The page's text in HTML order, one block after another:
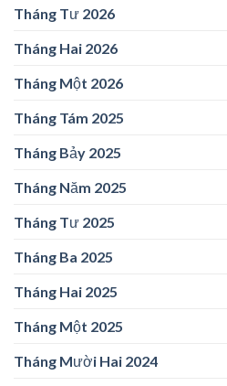
Tháng Tư 2026
Tháng Hai 2026
Tháng Một 2026
Tháng Tám 2025
Tháng Bảy 2025
Tháng Năm 2025
Tháng Tư 2025
Tháng Ba 2025
Tháng Hai 2025
Tháng Một 2025
Tháng Mười Hai 2024